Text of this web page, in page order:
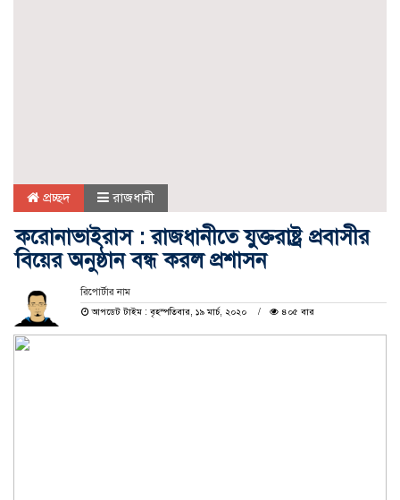
প্রচ্ছদ রাজধানী
করোনাভাইরাস : রাজধানীতে যুক্তরাষ্ট্র প্রবাসীর
বিয়ের অনুষ্ঠান বন্ধ করল প্রশাসন
রিপোর্টার নাম
আপডেট টাইম : বৃহস্পতিবার, ১৯ মার্চ, ২০২০
৪০৫ বার